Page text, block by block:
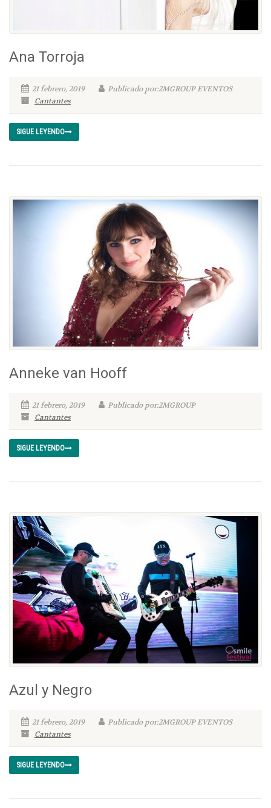
Ana Torroja
21 febrero, 2019
Publicado por:2MGROUP EVENTOS
Cantantes
SIGUE LEYENDO
Anneke van Hooff
21 febrero, 2019
Publicado por:2MGROUP
Cantantes
SIGUE LEYENDO
Azul y Negro
21 febrero, 2019
Publicado por:2MGROUP EVENTOS
Cantantes
SIGUE LEYENDO